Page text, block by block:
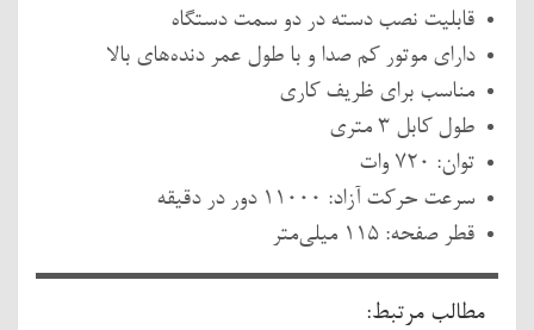
قابلیت نصب دسته در دو سمت دستگاه
دارای موتور کم صدا و با طول عمر دنده‌های بالا
مناسب برای ظریف کاری
طول کابل 3 متری
توان: 720 وات
سرعت حرکت آزاد: 11000 دور در دقیقه
قطر صفحه: 115 میلی‌متر
مطالب مرتبط: